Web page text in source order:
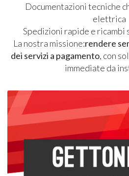
Documentazioni tecniche
elettrica
Spedizioni rapide e ricambi
La nostra missione:rendere
dei servizi a pagamento, con
immediate da